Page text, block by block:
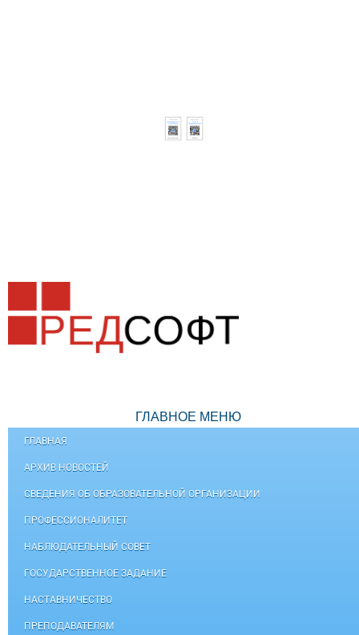
ГЛАВНОЕ МЕНЮ
ГЛАВНАЯ
АРХИВ НОВОСТЕЙ
СВЕДЕНИЯ ОБ ОБРАЗОВАТЕЛЬНОЙ ОРГАНИЗАЦИИ
ПРОФЕССИОНАЛИТЕТ
НАБЛЮДАТЕЛЬНЫЙ СОВЕТ
ГОСУДАРСТВЕННОЕ ЗАДАНИЕ
НАСТАВНИЧЕСТВО
ПРЕПОДАВАТЕЛЯМ